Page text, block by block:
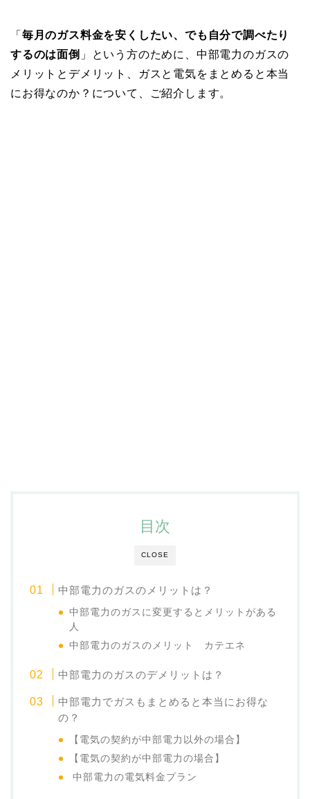
「 毎月のガス料金を安くしたい、でも自分で調べたり
するのは面倒 」という方のために、中部電力のガスの
メリットとデメリット、ガスと電気をまとめると本当
にお得なのか？について、ご紹介します。
CLOSE
目次
中部電力のガスのメリットは？
中部電力のガスに変更するとメリットがある
人
中部電力のガスのメリット カテエネ
中部電力のガスのデメリットは？
中部電力でガスもまとめると本当にお得な
の？
【電気の契約が中部電力以外の場合】
【電気の契約が中部電力の場合】
中部電力の電気料金プラン